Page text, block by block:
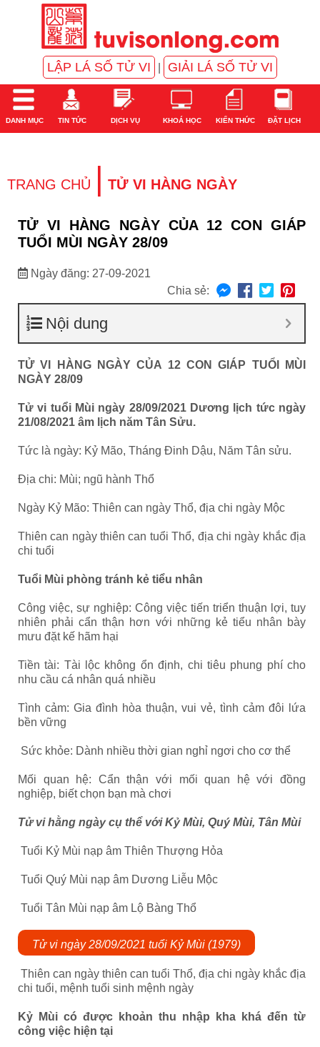
LẬP LÁ SỐ TỬ VI GIẢI LÁ SỐ TỬ VI
DANH MỤC TIN TỨC DỊCH VỤ KHOÁ HỌC KIẾN THỨC ĐẶT LỊCH
TRANG CHỦ | TỬ VI HÀNG NGÀY
TỬ VI HÀNG NGÀY CỦA 12 CON GIÁP
TUỔI MÙI NGÀY 28/09
Ngày đăng: 27-09-2021
Chia sẻ:
Nội dung
TỬ VI HÀNG NGÀY CỦA 12 CON GIÁP TUỔI MÙI
NGÀY 28/09
Tử vi tuổi Mùi ngày 28/09/2021 Dương lịch tức ngày
21/08/2021 âm lịch năm Tân Sửu.
Tức là ngày: Kỷ Mão, Tháng Đinh Dậu, Năm Tân sửu.
Địa chi: Mùi; ngũ hành Thổ
Ngày Kỷ Mão: Thiên can ngày Thổ, địa chi ngày Mộc
Thiên can ngày thiên can tuổi Thổ, địa chi ngày khắc địa
chi tuổi
Tuổi Mùi phòng tránh kẻ tiểu nhân
Công việc, sự nghiệp: Công việc tiến triển thuận lợi, tuy
nhiên phải cẩn thận hơn với những kẻ tiểu nhân bày
mưu đặt kế hãm hại
Tiền tài: Tài lộc không ổn định, chi tiêu phung phí cho
nhu cầu cá nhân quá nhiều
Tình cảm: Gia đình hòa thuận, vui vẻ, tình cảm đôi lứa
bền vững
Sức khỏe: Dành nhiều thời gian nghỉ ngơi cho cơ thể
Mối quan hệ: Cẩn thận với mối quan hệ với đồng
nghiệp, biết chọn bạn mà chơi
Tử vi hằng ngày cụ thể với Kỷ Mùi, Quý Mùi, Tân Mùi
Tuổi Kỷ Mùi nạp âm Thiên Thượng Hỏa
Tuổi Quý Mùi nạp âm Dương Liễu Mộc
Tuổi Tân Mùi nạp âm Lộ Bàng Thổ
Tử vi ngày 28/09/2021 tuổi Kỷ Mùi (1979)
Thiên can ngày thiên can tuổi Thổ, địa chi ngày khắc địa
chi tuổi, mệnh tuổi sinh mệnh ngày
Kỷ Mùi có được khoản thu nhập kha khá đến từ
công việc hiện tại